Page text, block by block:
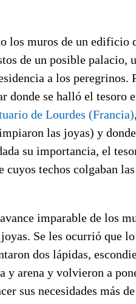
los muros de un edificio
de un posible palacio,
a los peregrinos.
se halló el tesoro
de Lourdes (Francia)
las joyas) y
su importancia, el
techos colgaban
imparable de los
Se les ocurrió que
dos lápidas,
y arena y volvieron a
sus necesidades más